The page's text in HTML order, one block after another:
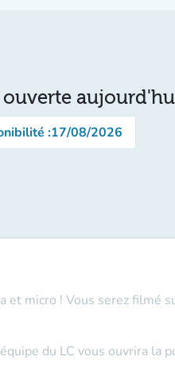
ouverte
:17/08/2026
micro ! Vous serez filmé
du LC vous ouvrira la